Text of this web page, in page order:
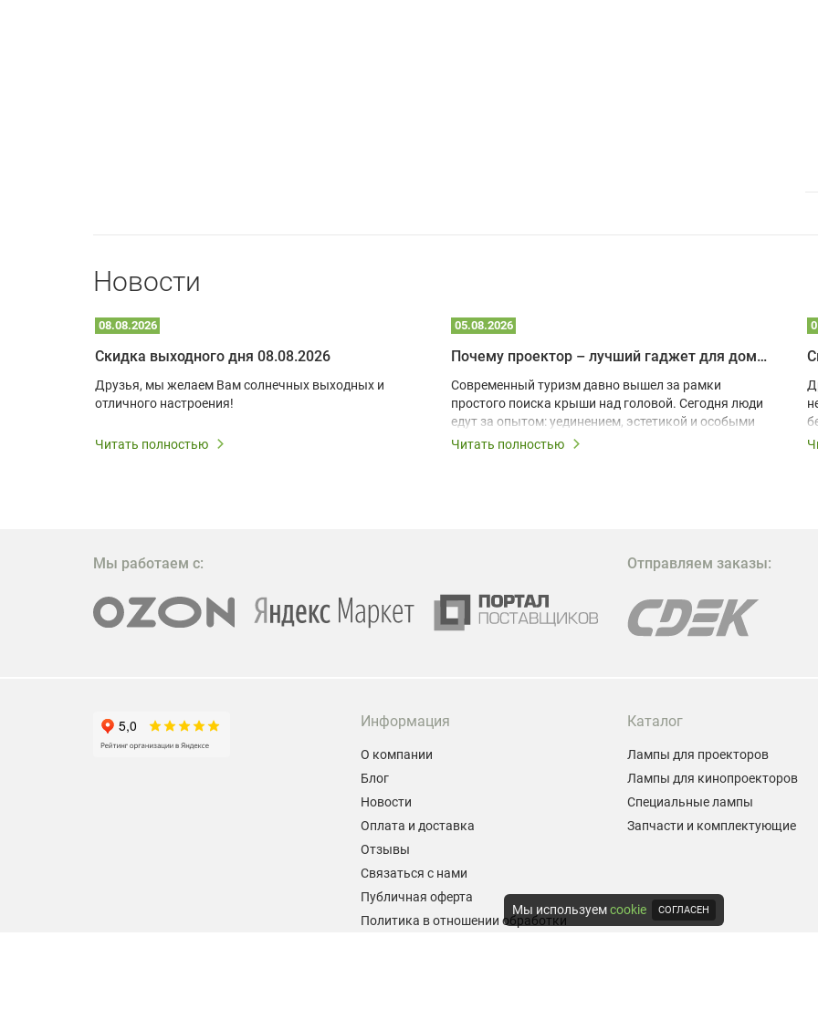
Новости
08.08.2026
Скидка выходного дня 08.08.2026
Друзья, мы желаем Вам солнечных выходных и
отличного настроения!
Читать полностью
05.08.2026
Почему проектор – лучший гаджет для домика в глэмпинге
Современный туризм давно вышел за рамки
простого поиска крыши над головой. Сегодня люди
едут за опытом: уединением, эстетикой и особыми
ощущениями. Владельцы A-frame домов,
эффективных и бюджетных способов стать
проектора.
Читать полностью
Мы работаем с: Отправляем заказы:
Информация
О компании
Блог
Новости
Оплата и доставка
Отзывы
Связаться с нами
Публичная оферта
Политика в отношении обработки
Каталог
Лампы для проекторов
Лампы для кинопроекторов
Специальные лампы
Запчасти и комплектующие
Мы используемcookie СОГЛАСЕН